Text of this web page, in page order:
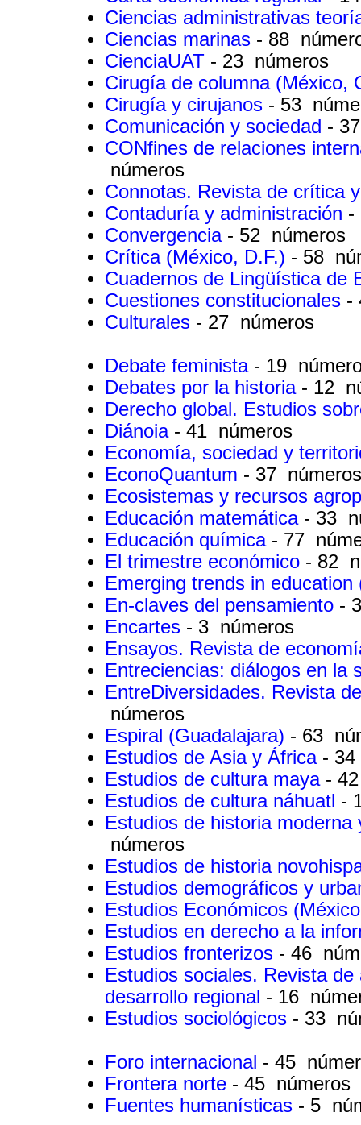
Ciencias administrativas
Ciencias marinas - 88
CienciaUAT - 23 números
Cirugía de columna (México,
Cirugía y cirujanos - 53
Comunicación y sociedad -
CONfines de relaciones
números
Connotas. Revista de crítica
Contaduría y administración -
Convergencia - 52 números
Crítica (México, D.F.) - 58
Cuadernos de Lingüística de
Cuestiones constitucionales -
Culturales - 27 números
Debate feminista - 19
Debates por la historia - 12
Derecho global. Estudios
Diánoia - 41 números
Economía, sociedad y
EconoQuantum - 37 números
Ecosistemas y recursos
Educación matemática - 33
Educación química - 77
El trimestre económico - 82
Emerging trends in
En-claves del pensamiento -
Encartes - 3 números
Ensayos. Revista de
Entreciencias: diálogos en la
EntreDiversidades. Revista
números
Espiral (Guadalajara) - 63
Estudios de Asia y África -
Estudios de cultura maya -
Estudios de cultura náhuatl -
Estudios de historia
números
Estudios de historia
Estudios demográficos y
Estudios Económicos
Estudios en derecho a la
Estudios fronterizos - 46
Estudios sociales. Revista
desarrollo regional - 16
Estudios sociológicos - 33
Foro internacional - 45
Frontera norte - 45 números
Fuentes humanísticas - 5